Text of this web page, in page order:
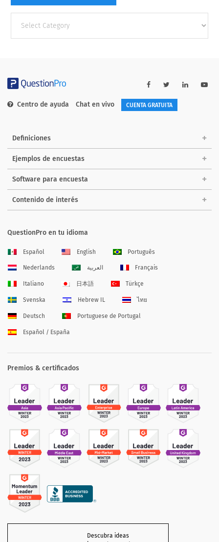
categories
Centro de ayuda Chat en vivo CUENTA GRATUITA
Definiciones
Ejemplos de encuestas
Software para encuesta
Contenido de interés
QuestionPro en tu idioma
Español English Português
Nederlands العربية Français
Italiano 日本語 Türkçe
Svenska Hebrew IL ไทย
Deutsch Portuguese de Portugal
Español / España
Premios & certificados
Descubra ideas